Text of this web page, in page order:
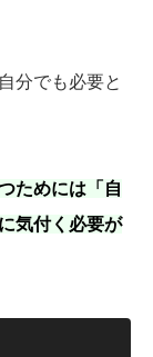
分でも必要と
ためには「自
気付く必要が